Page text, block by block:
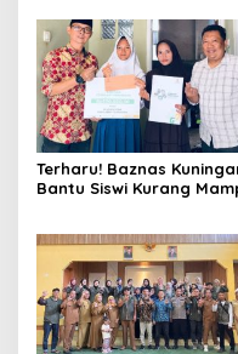
Terharu! Baznas
Bantu Siswi Kurang
Pernah Padam